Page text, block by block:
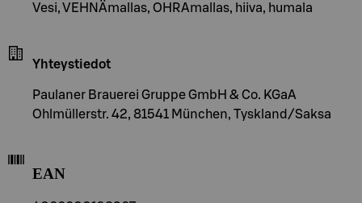
Vesi, VEHNÄmallas, OHRAmallas, hiiva, humala
Yhteystiedot
Paulaner Brauerei Gruppe GmbH & Co. KGaA
Ohlmüllerstr. 42, 81541 München, Tyskland/Saksa
EAN